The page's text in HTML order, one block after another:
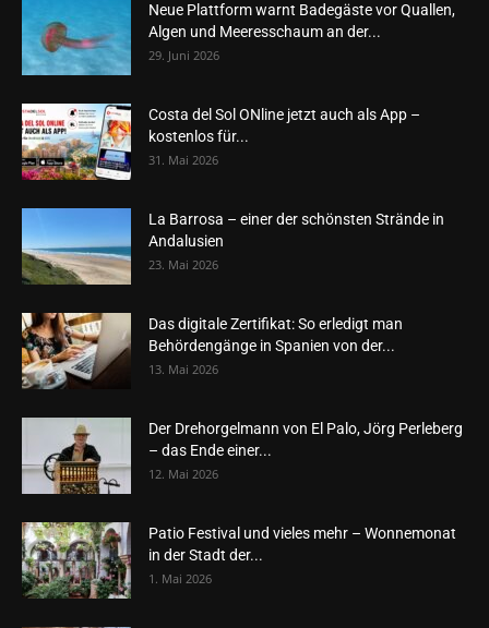
Neue Plattform warnt Badegäste vor Quallen,
Algen und Meeresschaum an der...
29. Juni 2026
Costa del Sol ONline jetzt auch als App –
kostenlos für...
31. Mai 2026
La Barrosa – einer der schönsten Strände in
Andalusien
23. Mai 2026
Das digitale Zertifikat: So erledigt man
Behördengänge in Spanien von der...
13. Mai 2026
Der Drehorgelmann von El Palo, Jörg Perleberg
– das Ende einer...
12. Mai 2026
Patio Festival und vieles mehr – Wonnemonat
in der Stadt der...
1. Mai 2026